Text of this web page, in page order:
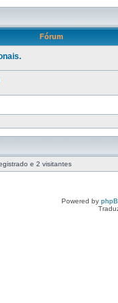
Fórum
e 2 visitantes
Powered by